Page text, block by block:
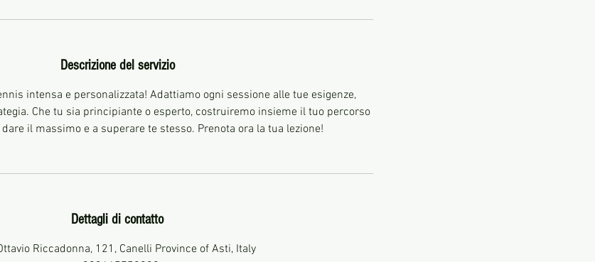
Descrizione del servizio
intensa e personalizzata! Adattiamo ogni sessione alle tue esigenze,
Che tu sia principiante o esperto, costruiremo insieme il tuo percorso
il massimo e a superare te stesso. Prenota ora la tua lezione!
Dettagli di contatto
Riccadonna, 121, Canelli Province of Asti, Italy